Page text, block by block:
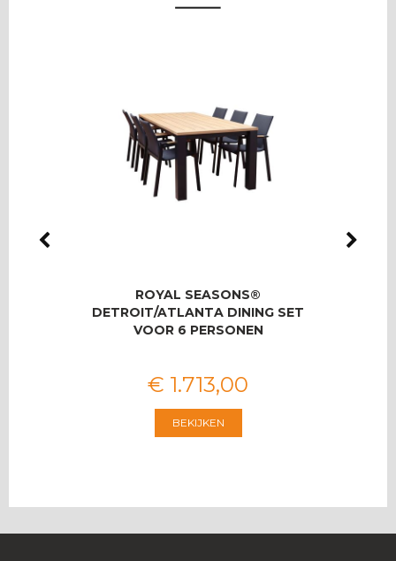
ROYAL SEASONS®
DETROIT/ATLANTA DINING SET
VOOR 6 PERSONEN
€ 1.713,00
BEKIJKEN